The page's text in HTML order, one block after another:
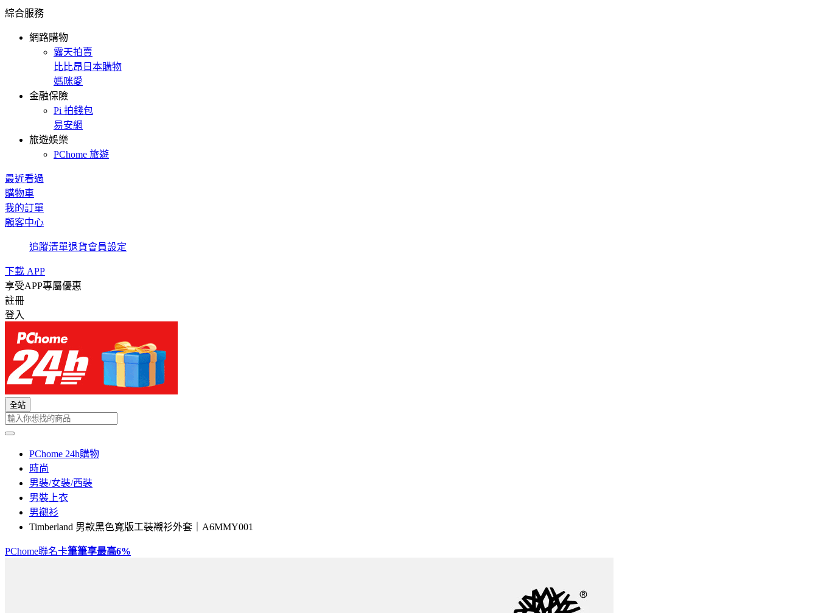
綜合服務
網路購物
露天拍賣
比比昂日本購物
媽咪愛
金融保險
Pi 拍錢包
易安網
旅遊娛樂
PChome 旅遊
最近看過
購物車
我的訂單
顧客中心
追蹤清單退貨會員設定
下載 APP
享受APP專屬優惠
註冊
登入
全站
PChome 24h購物
時尚
男裝/女裝/西裝
男裝上衣
男襯衫
Timberland 男款黑色寬版工裝襯衫外套｜A6MMY001
PChome聯名卡筆筆享最高6%